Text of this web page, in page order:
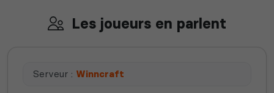
Les joueurs en parlent
Serveur : Winncraft